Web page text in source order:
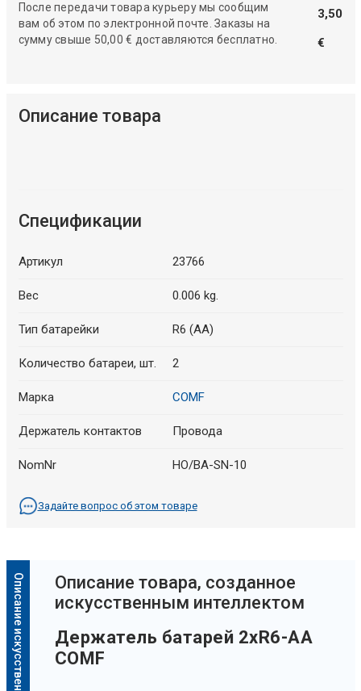
После передачи товара курьеру мы сообщим
вам об этом по электронной почте. Заказы на
сумму свыше 50,00 € доставляются бесплатно.
3,50
€
Описание товара
Спецификации
Артикул 23766
Вес 0.006 kg.
Тип батарейки R6 (AA)
Количество батареи, шт. 2
Марка COMF
Держатель контактов Провода
NomNr HO/BA-SN-10
Задайте вопрос об этом товаре
Oписание товара, созданное
искусственным интеллектом
Держатель батарей 2xR6-AA
COMF